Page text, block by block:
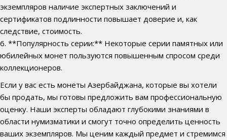
экземпляров наличие экспертных заключений и
сертификатов подлинности повышает доверие и, как
следствие, стоимость.
6. **Популярность серии:** Некоторые серии памятных или
юбилейных монет пользуются повышенным спросом среди
коллекционеров.
Если у вас есть монеты Азербайджана, которые вы хотели
бы продать, мы готовы предложить вам профессиональную
оценку. Наши эксперты обладают глубокими знаниями в
области нумизматики и смогут точно определить ценность
ваших экземпляров. Мы ценим каждый предмет и стремимся